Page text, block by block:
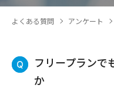
よくある質問 アンケート
フリープランで
か